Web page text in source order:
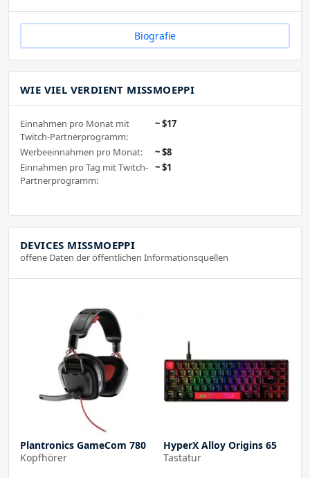
Biografie
WIE VIEL VERDIENT MISSMOEPPI
Einnahmen pro Monat mit
Twitch-Partnerprogramm:
~ $17
Werbeeinnahmen pro Monat:
~ $8
Einnahmen pro Tag mit Twitch-
Partnerprogramm:
~ $1
DEVICES MISSMOEPPI
offene Daten der öffentlichen Informationsquellen
Plantronics GameCom 780
Kopfhörer
HyperX Alloy Origins 65
Tastatur